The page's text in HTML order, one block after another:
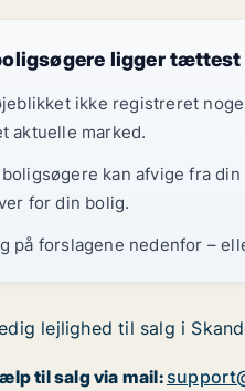
ligger tættest
ikke registreret
aktuelle marked.
kan afvige fra
for din bolig.
på forslagene nedenfor –
lejlighed til salg i
til salg via mail: